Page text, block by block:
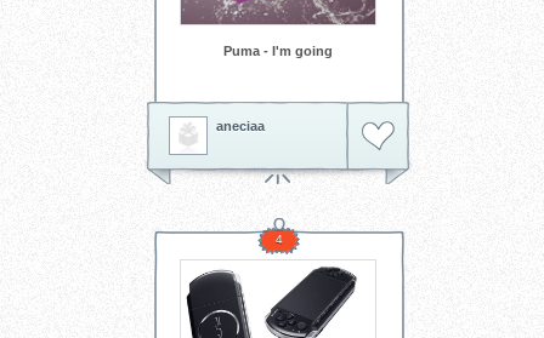
Puma - I'm going
aneciaa
4